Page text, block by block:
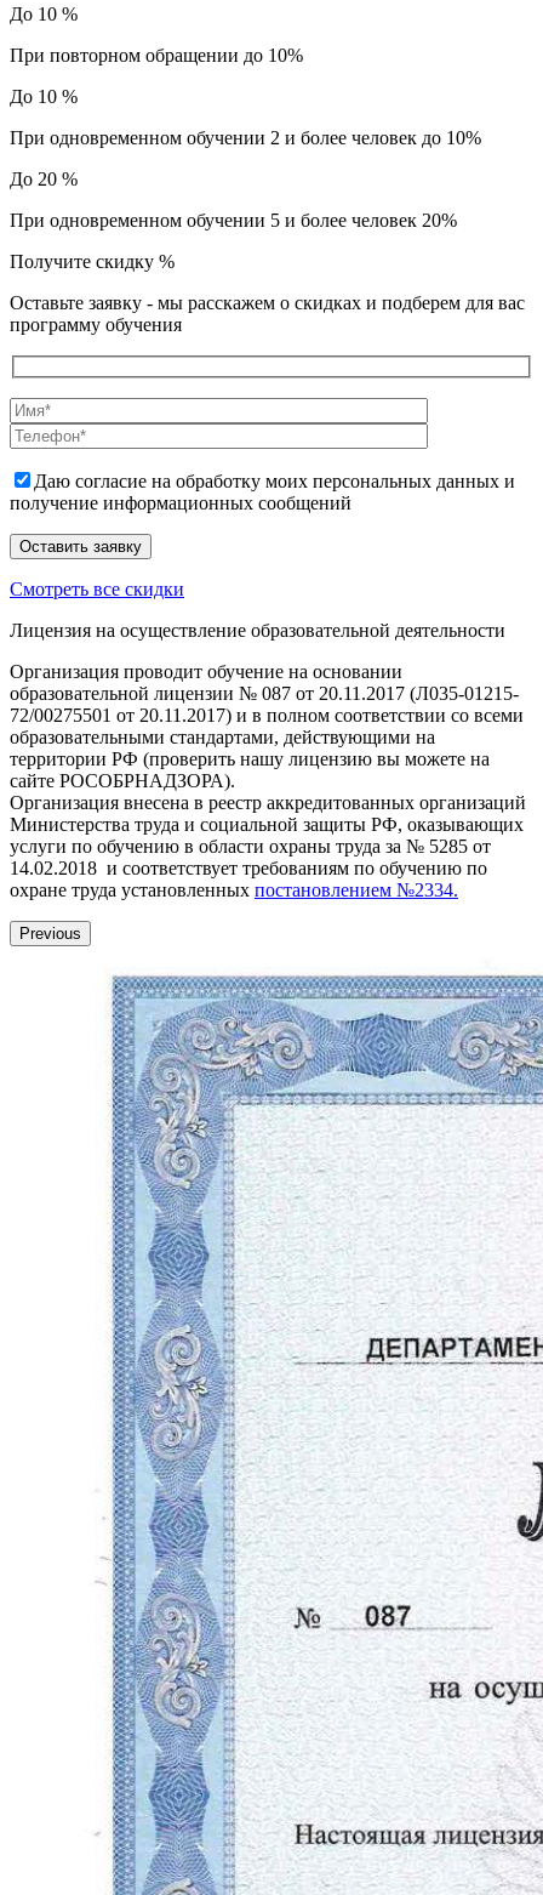
До 10 %
При повторном обращении до 10%
До 10 %
При одновременном обучении 2 и более человек до 10%
До 20 %
При одновременном обучении 5 и более человек 20%
Получите скидку %
Оставьте заявку - мы расскажем о скидках и подберем для вас
программу обучения
Даю согласие на обработку моих персональных данных и
получение информационных сообщений
Смотреть все скидки
Лицензия на осуществление образовательной деятельности
Организация проводит обучение на основании
образовательной лицензии № 087 от 20.11.2017 (Л035-01215-
72/00275501 от 20.11.2017) и в полном соответствии со всеми
образовательными стандартами, действующими на
территории РФ (проверить нашу лицензию вы можете на
сайте РОСОБРНАДЗОРА).
Организация внесена в реестр аккредитованных организаций
Министерства труда и социальной защиты РФ, оказывающих
услуги по обучению в области охраны труда за № 5285 от
14.02.2018 и соответствует требованиям по обучению по
охране труда установленных постановлением №2334.
Previous